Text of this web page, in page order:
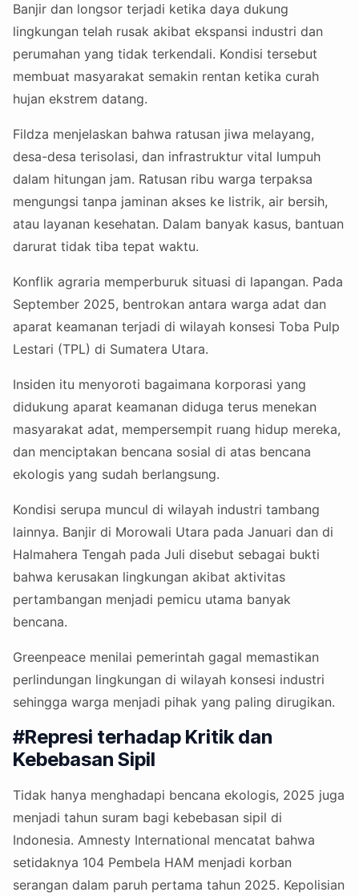
Banjir dan longsor terjadi ketika daya dukung
lingkungan telah rusak akibat ekspansi industri dan
perumahan yang tidak terkendali. Kondisi tersebut
membuat masyarakat semakin rentan ketika curah
hujan ekstrem datang.
Fildza menjelaskan bahwa ratusan jiwa melayang,
desa-desa terisolasi, dan infrastruktur vital lumpuh
dalam hitungan jam. Ratusan ribu warga terpaksa
mengungsi tanpa jaminan akses ke listrik, air bersih,
atau layanan kesehatan. Dalam banyak kasus, bantuan
darurat tidak tiba tepat waktu.
Konflik agraria memperburuk situasi di lapangan. Pada
September 2025, bentrokan antara warga adat dan
aparat keamanan terjadi di wilayah konsesi Toba Pulp
Lestari (TPL) di Sumatera Utara.
Insiden itu menyoroti bagaimana korporasi yang
didukung aparat keamanan diduga terus menekan
masyarakat adat, mempersempit ruang hidup mereka,
dan menciptakan bencana sosial di atas bencana
ekologis yang sudah berlangsung.
Kondisi serupa muncul di wilayah industri tambang
lainnya. Banjir di Morowali Utara pada Januari dan di
Halmahera Tengah pada Juli disebut sebagai bukti
bahwa kerusakan lingkungan akibat aktivitas
pertambangan menjadi pemicu utama banyak
bencana.
Greenpeace menilai pemerintah gagal memastikan
perlindungan lingkungan di wilayah konsesi industri
sehingga warga menjadi pihak yang paling dirugikan.
#Represi terhadap Kritik dan
Kebebasan Sipil
Tidak hanya menghadapi bencana ekologis, 2025 juga
menjadi tahun suram bagi kebebasan sipil di
Indonesia. Amnesty International mencatat bahwa
setidaknya 104 Pembela HAM menjadi korban
serangan dalam paruh pertama tahun 2025. Kepolisian